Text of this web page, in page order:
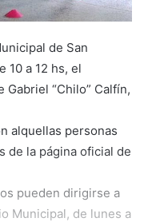
de San
10 a 12 hs, el
“Chilo” Calfín,
alquellas personas
de la página oficial de
pueden dirigirse a
Municipal, de lunes a